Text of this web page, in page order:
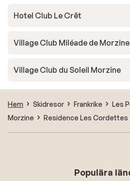
Hotel Club Le Crêt
Village Club Miléade de Morzine
Village Club du Soleil Morzine
Hem Skidresor Frankrike
Les
Morzine
Residence Les Cordettes
Populära